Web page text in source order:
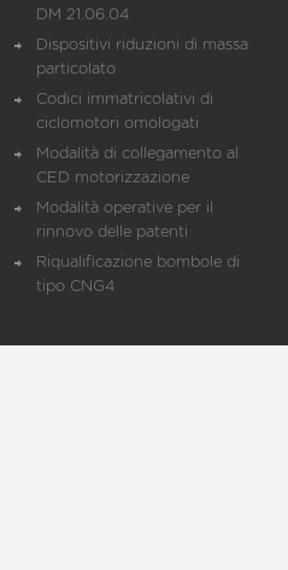
DM 21.06.04
Dispositivi riduzioni di massa
particolato
Codici immatricolativi di
ciclomotori omologati
Modalità di collegamento al
CED motorizzazione
Modalità operative per il
rinnovo delle patenti
Riqualificazione bombole di
tipo CNG4